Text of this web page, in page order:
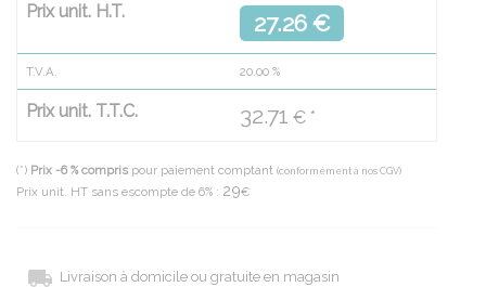
Prix unit. H.T. 27.26 €
T.V.A. 20.00 %
Prix unit. T.T.C. 32.71 € *
(*) Prix -6 % compris pour paiement comptant (conformément à nos CGV)
Prix unit. HT sans escompte de 6% : 29€
Livraison à domicile ou gratuite en magasin